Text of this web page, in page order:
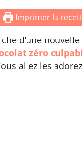
Imprimer la
d’une
zéro
allez les